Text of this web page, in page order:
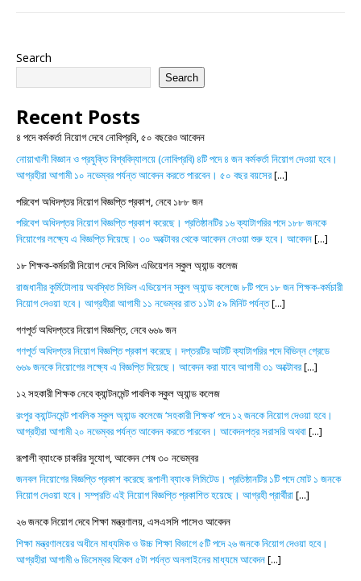
Search
Search
Recent Posts
৪ পদে কর্মকর্তা নিয়োগ দেবে নোবিপ্রবি, ৫০ বছরেও আবেদন
নোয়াখালী বিজ্ঞান ও প্রযুক্তি বিশ্ববিদ্যালয়ে (নোবিপ্রবি) ৪টি পদে ৪ জন কর্মকর্তা নিয়োগ দেওয়া হবে।
আগ্রহীরা আগামী ১০ নভেম্বর পর্যন্ত আবেদন করতে পারবেন। ৫০ বছর বয়সের[...]
পরিবেশ অধিদপ্তর নিয়োগ বিজ্ঞপ্তি প্রকাশ, নেবে ১৮৮ জন
পরিবেশ অধিদপ্তর নিয়োগ বিজ্ঞপ্তি প্রকাশ করেছে। প্রতিষ্ঠানটির ১৬ ক্যাটাগরির পদে ১৮৮ জনকে
নিয়োগের লক্ষ্যে এ বিজ্ঞপ্তি দিয়েছে। ৩০ অক্টোবর থেকে আবেদন নেওয়া শুরু হবে। আবেদন[...]
১৮ শিক্ষক-কর্মচারী নিয়োগ দেবে সিভিল এভিয়েশন স্কুল অ্যান্ড কলেজ
রাজধানীর কুর্মিটোলায় অবস্থিত সিভিল এভিয়েশন স্কুল অ্যান্ড কলেজে ৮টি পদে ১৮ জন শিক্ষক-কর্মচারী
নিয়োগ দেওয়া হবে। আগ্রহীরা আগামী ১১ নভেম্বর রাত ১১টা ৫৯ মিনিট পর্যন্ত[...]
গণপূর্ত অধিদপ্তরে নিয়োগ বিজ্ঞপ্তি, নেবে ৬৬৯ জন
গণপূর্ত অধিদপ্তর নিয়োগ বিজ্ঞপ্তি প্রকাশ করেছে। দপ্তরটির আটটি ক্যাটাগরির পদে বিভিন্ন গ্রেডে
৬৬৯ জনকে নিয়োগের লক্ষ্যে এ বিজ্ঞপ্তি দিয়েছে। আবেদন করা যাবে আগামী ৩১ অক্টোবর[...]
১২ সহকারী শিক্ষক নেবে ক্যান্টনমেন্ট পাবলিক স্কুল অ্যান্ড কলেজ
রংপুর ক্যান্টনমেন্ট পাবলিক স্কুল অ্যান্ড কলেজে ‘সহকারী শিক্ষক’ পদে ১২ জনকে নিয়োগ দেওয়া হবে।
আগ্রহীরা আগামী ২০ নভেম্বর পর্যন্ত আবেদন করতে পারবেন। আবেদনপত্র সরাসরি অথবা[...]
রূপালী ব্যাংকে চাকরির সুযোগ, আবেদন শেষ ৩০ নভেম্বর
জনবল নিয়োগের বিজ্ঞপ্তি প্রকাশ করেছে রূপালী ব্যাংক লিমিটেড। প্রতিষ্ঠানটির ১টি পদে মোট ১ জনকে
নিয়োগ দেওয়া হবে। সম্প্রতি এই নিয়োগ বিজ্ঞপ্তি প্রকাশিত হয়েছে। আগ্রহী প্রার্থীরা[...]
২৬ জনকে নিয়োগ দেবে শিক্ষা মন্ত্রণালয়, এসএসসি পাসেও আবেদন
শিক্ষা মন্ত্রণালয়ের অধীনে মাধ্যমিক ও উচ্চ শিক্ষা বিভাগে ৫টি পদে ২৬ জনকে নিয়োগ দেওয়া হবে।
আগ্রহীরা আগামী ৬ ডিসেম্বর বিকেল ৫টা পর্যন্ত অনলাইনের মাধ্যমে আবেদন[...]